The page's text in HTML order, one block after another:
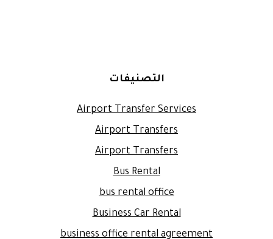
التصنيفات
Airport Transfer Services
Airport Transfers
Airport Transfers
Bus Rental
bus rental office
Business Car Rental
business office rental agreement